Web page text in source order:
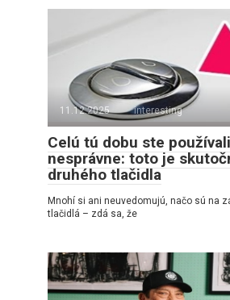
11.12.2025 interesting
Celú tú dobu ste
nesprávne: toto je
druhého tlačidla
Mnohí si ani neuvedomujú, načo sú na
tlačidlá – zdá sa, že